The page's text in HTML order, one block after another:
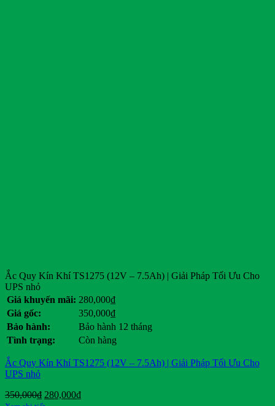
Ắc Quy Kín Khí TS1275 (12V – 7.5Ah) | Giải Pháp Tối Ưu Cho
UPS nhỏ
Giá khuyến mãi: 280,000₫
Giá gốc:
350,000₫
Bảo hành:
Bảo hành 12 tháng
Tình trạng:
Còn hàng
Ắc Quy Kín Khí TS1275 (12V – 7.5Ah) | Giải Pháp Tối Ưu Cho
UPS nhỏ
350,000₫ Giá
280,000₫Giá